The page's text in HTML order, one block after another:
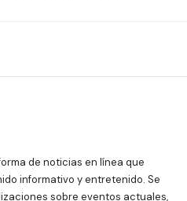
de noticias en línea que
informativo y entretenido. Se
sobre eventos actuales,